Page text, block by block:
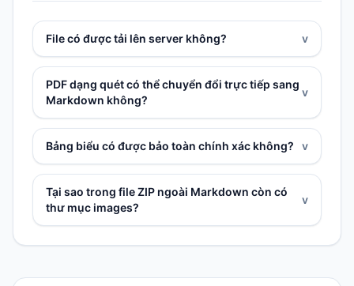
File có được tải lên server không? v
PDF dạng quét có thể chuyển đổi trực tiếp sang
Markdown không?
v
Bảng biểu có được bảo toàn chính xác không? v
Tại sao trong file ZIP ngoài Markdown còn có
thư mục images?
v